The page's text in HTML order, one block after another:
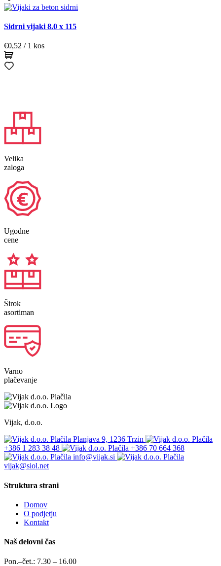
€0,05
do
Sidrni vijaki 8.0 x 115
€0,52 / 1 kos
Velika
zaloga
Ugodne
cene
Širok
asortiman
Varno
plačevanje
Vijak, d.o.o.
Planjava 9, 1236 Trzin
+386 1 283 38 48
+386 70 664 368
info@vijak.si
vijak@siol.net
Struktura strani
Domov
O podjetju
Kontakt
Naš delovni čas
Pon.–čet.: 7.30 – 16.00